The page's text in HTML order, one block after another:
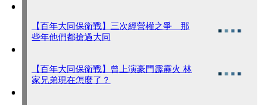
【百年大同保衛戰】三次經營權之爭 那
些年他們都搶過大同
【百年大同保衛戰】曾上演豪門霹靂火 林
家兄弟現在怎麼了？